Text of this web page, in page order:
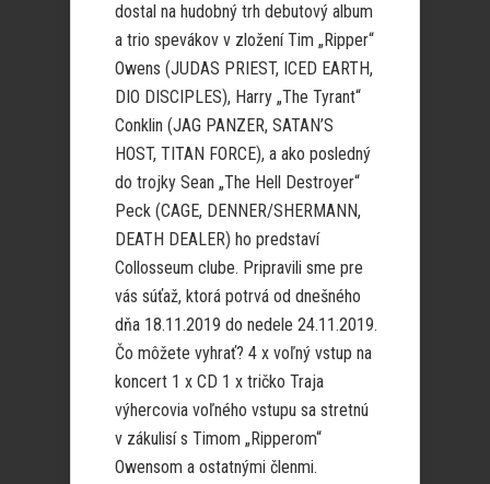
dostal na hudobný trh debutový album
a trio spevákov v zložení Tim „Ripper“
Owens (JUDAS PRIEST, ICED EARTH,
DIO DISCIPLES), Harry „The Tyrant“
Conklin (JAG PANZER, SATAN’S
HOST, TITAN FORCE), a ako posledný
do trojky Sean „The Hell Destroyer“
Peck (CAGE, DENNER/SHERMANN,
DEATH DEALER) ho predstaví
Collosseum clube. Pripravili sme pre
vás súťaž, ktorá potrvá od dnešného
dňa 18.11.2019 do nedele 24.11.2019.
Čo môžete vyhrať? 4 x voľný vstup na
koncert 1 x CD 1 x tričko Traja
výhercovia voľného vstupu sa stretnú
v zákulisí s Timom „Ripperom“
Owensom a ostatnými členmi.